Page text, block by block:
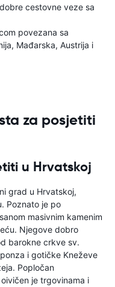
cestovne veze sa
povezana sa
Mađarska, Austrija i
za posjetiti
u Hrvatskoj
grad u Hrvatskoj,
Poznato je po
masivnim kamenim
Njegove dobro
barokne crkve sv.
i gotičke Kneževe
Popločan
je trgovinama i